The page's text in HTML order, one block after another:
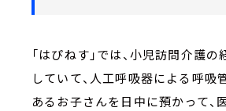
「はぴねす」では、小児訪問介護
していて、人工呼吸器による呼
あるお子さんを日中に預かって、